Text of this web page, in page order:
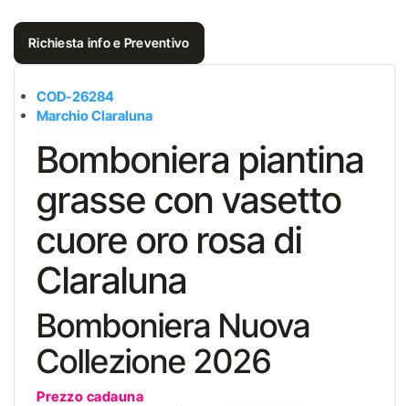
Richiesta info e Preventivo
COD-26284
Marchio Claraluna
Bomboniera piantina
grasse con vasetto
cuore oro rosa di
Claraluna
Bomboniera Nuova
Collezione 2026
Prezzo cadauna